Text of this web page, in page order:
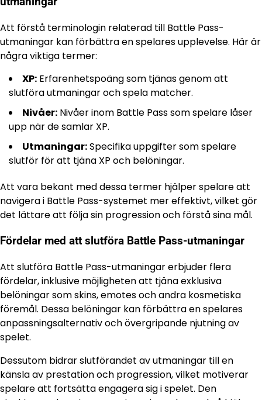
Att förstå terminologin relaterad till Battle Pass-
utmaningar kan förbättra en spelares upplevelse. Här är
några viktiga termer:
XP: Erfarenhetspoäng som tjänas genom att
slutföra utmaningar och spela matcher.
Nivåer: Nivåer inom Battle Pass som spelare låser
upp när de samlar XP.
Utmaningar:Specifika uppgifter som spelare
slutför för att tjäna XP och belöningar.
Att vara bekant med dessa termer hjälper spelare att
navigera i Battle Pass-systemet mer effektivt, vilket gör
det lättare att följa sin progression och förstå sina mål.
Fördelar med att slutföra Battle Pass-utmaningar
Att slutföra Battle Pass-utmaningar erbjuder flera
fördelar, inklusive möjligheten att tjäna exklusiva
belöningar som skins, emotes och andra kosmetiska
föremål. Dessa belöningar kan förbättra en spelares
anpassningsalternativ och övergripande njutning av
spelet.
Dessutom bidrar slutförandet av utmaningar till en
känsla av prestation och progression, vilket motiverar
spelare att fortsätta engagera sig i spelet. Den